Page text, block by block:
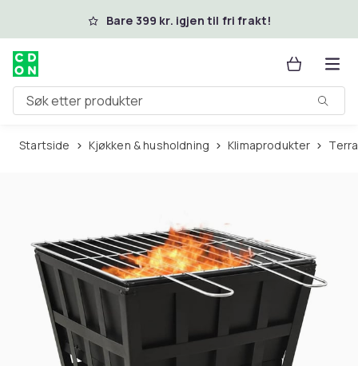
Hopp til hovedinnholdBare 399 kr. igjen til fri frakt!
Søk etter produkter
Startside Kjøkken & husholdning Klimaprodukter